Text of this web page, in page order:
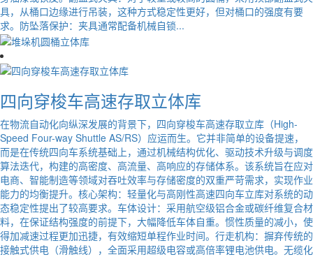
具，从桶口边缘进行吊装，这种方式稳定性更好，但对桶口的强度有要
求。防坠落保护：夹具通常配备机械自锁...
四向穿梭车高速存取立体库
在物流自动化向纵深发展的背景下，四向穿梭车高速存取立库（High-
Speed Four-way Shuttle AS/RS）应运而生。它并非简单的设备提速，
而是在传统四向车系统基础上，通过机械结构优化、驱动技术升级与调度
算法迭代，构建的高密度、高流量、高响应的存储体系。该系统旨在应对
电商、智能制造等领域对吞吐效率与存储密度的双重严苛需求，实现作业
能力的均衡提升。核心架构：轻量化与高刚性高速四向车立库对系统的动
态稳定性提出了较高要求。车体设计：采用航空级铝合金或碳纤维复合材
料，在保证结构强度的前提下，大幅降低车体自重。惯性质量的减小，使
得加减速过程更加迅捷，有效缩短单程作业时间。行走机构：摒弃传统的
接触式供电（滑触线），全面采用超级电容或高倍率锂电池供电。无缆化